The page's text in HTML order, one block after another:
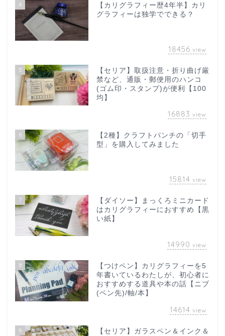
4
【カリグラフィー歴4年半】カリ
グラフィーは独学でできる？
18456 view
5
【セリア】取扱注意・折り曲げ厳
禁など、通販・郵便用のハンコ
(ゴム印・スタンプ)が便利【100
均】
16883 view
6
【2種】クラフトパンチの「切手
型」を購入してみました
15814 view
7
【ダイソー】まっくろミニカード
はカリグラフィーにおすすめ【黒
い紙】
14990 view
8
【つけペン】カリグラフィーを5
年書いているわたしが、初心者に
おすすめする道具や本の話【ニブ
(ペン先)/軸/本】
14614 view
9
【セリア】ガラスペン＆インク＆